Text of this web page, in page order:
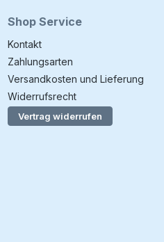
Shop Service
Kontakt
Zahlungsarten
Versandkosten und Lieferung
Widerrufsrecht
Vertrag widerrufen